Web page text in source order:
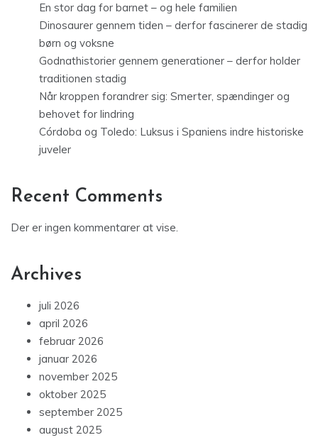
En stor dag for barnet – og hele familien
Dinosaurer gennem tiden – derfor fascinerer de stadig
børn og voksne
Godnathistorier gennem generationer – derfor holder
traditionen stadig
Når kroppen forandrer sig: Smerter, spændinger og
behovet for lindring
Córdoba og Toledo: Luksus i Spaniens indre historiske
juveler
Recent Comments
Der er ingen kommentarer at vise.
Archives
juli 2026
april 2026
februar 2026
januar 2026
november 2025
oktober 2025
september 2025
august 2025